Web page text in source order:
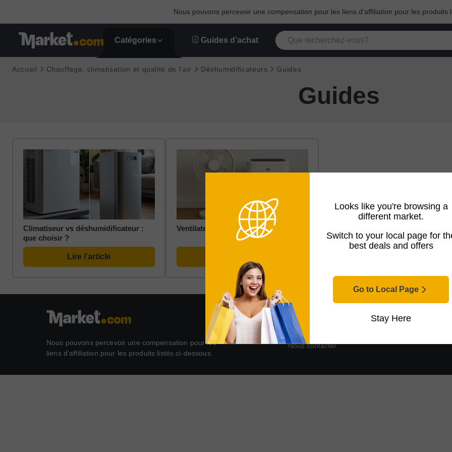
Looks like you're browsing a
different market.
Switch to your local page for
best deals and offers
Go to Local Page
Stay Here
Nous pouvons percevoir une compensation pour les liens d'affiliation pour les produits
Catégories Guides d’achat
Accueil Chauffage, climatisation et qualité de l'air Déshumidificateurs Guides
Guides
Climatiseur vs déshumidificateur :
que choisir ?
Lire l’article
Ventilateurs vs. déshumidificateurs
Nous pouvons percevoir une compensation pour les
liens d'affiliation pour les produits listés ci-dessous.
Informations
Conditions générales
Politique de Confidentialité
Nous contacter